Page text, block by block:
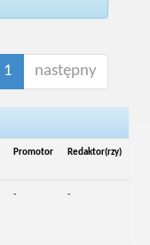
1 następny
Promotor Redaktor(rzy)
- -